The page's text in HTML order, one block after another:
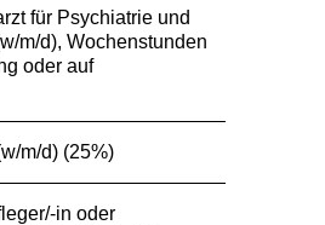
für Psychiatrie und
m/d), Wochenstunden
oder auf
m/d) (25%)
in oder